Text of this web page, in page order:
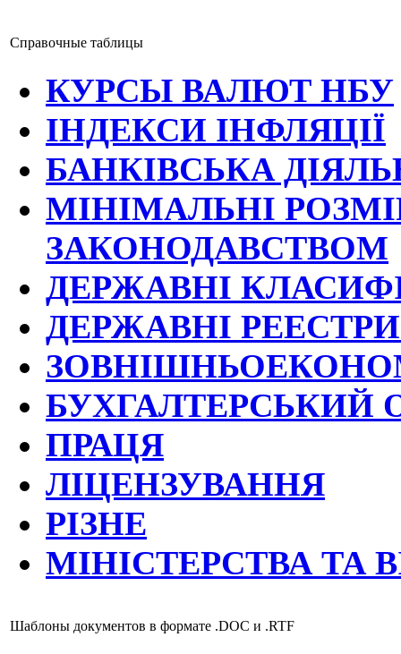
Справочные таблицы
КУРСЫ ВАЛЮТ НБУ
ІНДЕКСИ ІНФЛЯЦІЇ
БАНКІВСЬКА
МІНІМАЛЬНІ
ЗАКОНОДАВСТВОМ
ДЕРЖАВНІ
ДЕРЖАВНІ
БУХГАЛТЕРСЬКИЙ
ПРАЦЯ
ЛІЦЕНЗУВАННЯ
РІЗНЕ
МІНІСТЕРСТВА ТА
Шаблоны документов в формате .DOC и .RTF